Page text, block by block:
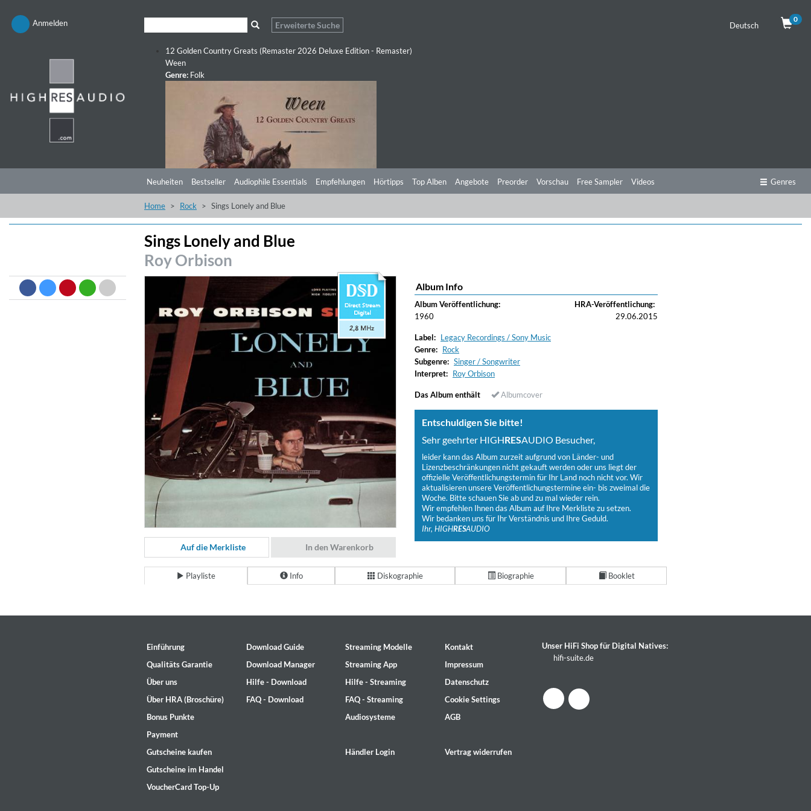
Anmelden Erweiterte Suche Deutsch
0
12 Golden Country Greats (Remaster 2026 Deluxe Edition - Remaster)
Ween
Genre: Folk
Big Band Bossa Nova (Remastered)
Stan Getz
Genre:
Jazz
Coherence
Cindy Blackman Santana
Genre:Jazz
Convergence (Reference Edition)
Neuheiten Bestseller Audiophile Essentials Empfehlungen Hörtipps Top Alben Angebote Preorder Vorschau Free Sampler Videos Genres
Home Rock Sings Lonely and Blue
Sings Lonely and Blue
Roy Orbison
Auf die Merkliste In den Warenkorb
Album Info
Album Veröffentlichung:
1960
HRA-Veröffentlichung:
29.06.2015
Label: Legacy Recordings / Sony Music
Genre: Rock
Subgenre: Singer / Songwriter
Interpret: Roy Orbison
Das Album enthält Albumcover
Entschuldigen Sie bitte!
Sehr geehrter HIGHRESAUDIO Besucher,
leider kann das Album zurzeit aufgrund von Länder- und
Lizenzbeschränkungen nicht gekauft werden oder uns liegt der
offizielle Veröffentlichungstermin für Ihr Land noch nicht vor. Wir
aktualisieren unsere Veröffentlichungstermine ein- bis zweimal die
Woche. Bitte schauen Sie ab und zu mal wieder rein.
Wir empfehlen Ihnen das Album auf Ihre Merkliste zu setzen.
Wir bedanken uns für Ihr Verständnis und Ihre Geduld.
Ihr, HIGHRESAUDIO
Playliste Info Diskographie Biographie Booklet
Einführung
Qualitäts Garantie
Über uns
Über HRA (Broschüre)
Bonus Punkte
Payment
Gutscheine kaufen
Gutscheine im Handel
VoucherCard Top-Up
Download Guide
Download Manager
Hilfe - Download
FAQ - Download
Streaming Modelle
Streaming App
Hilfe - Streaming
FAQ - Streaming
Audiosysteme
Händler Login
Kontakt
Impressum
Datenschutz
Cookie Settings
AGB
Vertrag widerrufen
Unser HiFi Shop für Digital Natives:
hifi-suite.de